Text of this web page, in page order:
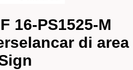
16-PS1525-M
di area